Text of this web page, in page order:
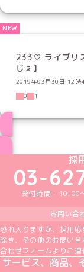
233♡ ライブリ
じぇ】
2019年03月30日 12時
0
1
採
03-
受付時間：10:00
お問い合
恐れ入りますが、採用
除き、その他のお問い
合わせフォームよりご連
サービス、商品、